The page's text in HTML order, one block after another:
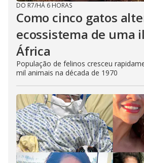
DO R7/HÁ 6 HORAS
Como cinco gatos
ecossistema de uma
África
População de felinos cresceu
mil animais na década de 1970